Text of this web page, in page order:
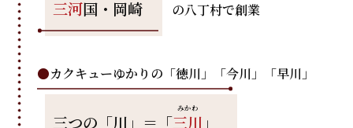
三河国・岡崎 の八丁村で創業
●カクキューゆかりの「徳川」「今川」「早川」
三つの「川」＝「三川 」